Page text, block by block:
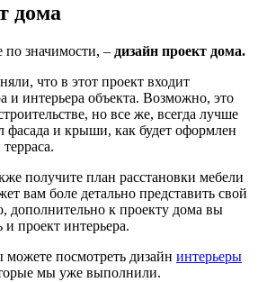
дома
значимости, – дизайн проект дома.
что в этот проект входит
и интерьера объекта. Возможно, это
но все же, всегда лучше
фасада и крыши, как будет оформлен
получите план расстановки мебели
вам боле детально представить свой
дополнительно к проекту дома вы
и проект интерьера.
посмотреть дизайн интерьеры
мы уже выполнили.